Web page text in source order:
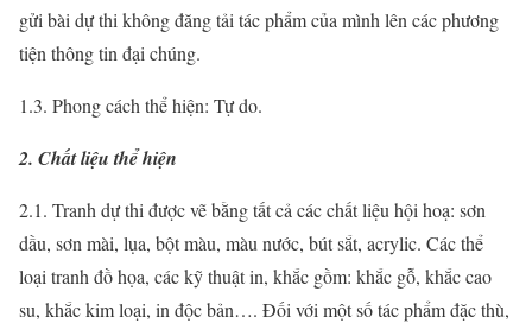
gửi bài dự thi không đăng tải tác phẩm của mình lên các phương
tiện thông tin đại chúng.
1.3. Phong cách thể hiện: Tự do.
2. Chất liệu thể hiện
2.1. Tranh dự thi được vẽ bằng tất cả các chất liệu hội hoạ: sơn
dầu, sơn mài, lụa, bột màu, màu nước, bút sắt, acrylic. Các thể
loại tranh đồ họa, các kỹ thuật in, khắc gồm: khắc gỗ, khắc cao
su, khắc kim loại, in độc bản…. Đối với một số tác phẩm đặc thù,